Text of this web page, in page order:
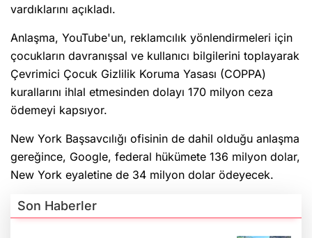
vardıklarını açıkladı.
Anlaşma, YouTube'un, reklamcılık yönlendirmeleri için
çocukların davranışsal ve kullanıcı bilgilerini toplayarak
Çevrimici Çocuk Gizlilik Koruma Yasası (COPPA)
kurallarını ihlal etmesinden dolayı 170 milyon ceza
ödemeyi kapsıyor.
New York Başsavcılığı ofisinin de dahil olduğu anlaşma
gereğince, Google, federal hükümete 136 milyon dolar,
New York eyaletine de 34 milyon dolar ödeyecek.
Son Haberler